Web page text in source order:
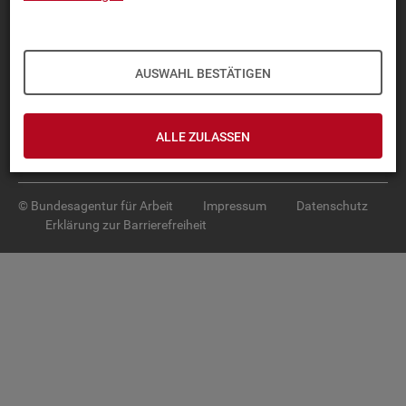
AUSWAHL BESTÄTIGEN
ALLE ZULASSEN
TOP-PRO­DUK­TE
SER­VICE
© Bundesagentur für Arbeit Impressum
Datenschutz
Erklärung zur Barrierefreiheit